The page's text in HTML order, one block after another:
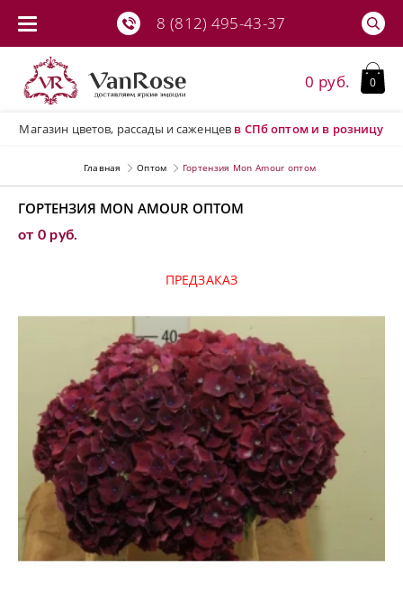
8 (812) 495-43-37
Магазин цветов, рассады и саженцев в СПбоптом и в розницу
0 руб. 0
Главная Оптом Гортензия Mon Amour оптом
ГОРТЕНЗИЯ MON AMOUR ОПТОМ
от 0 руб.
ПРЕДЗАКАЗ